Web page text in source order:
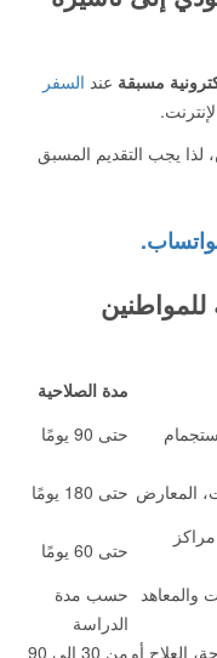
مسبقة عند السفر
، لذا يجب التقديم المسبق
للمواطنين
مدة الصلاحية
حتى 90 يومًا
المعارض حتى 180 يومًا
حتى 60 يومًا
والمعاهد
حسب مدة
الدراسة
العلاج أو من 30 إلى 90